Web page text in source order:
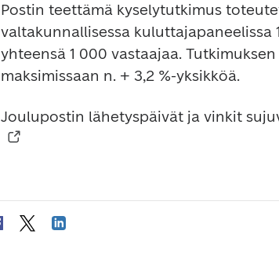
Postin teettämä kyselytutkimus
valtakunnallisessa kuluttajapaneelissa
yhteensä 1 000 vastaajaa.
Joulupostin lähetyspäivät ja vinkit